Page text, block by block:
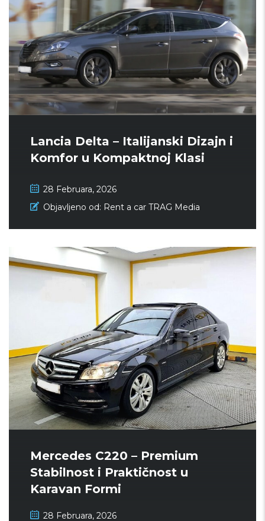
Lancia Delta – Italijanski Dizajn i
Komfor u Kompaktnoj Klasi
28 Februara, 2026
Objavljeno od: Rent a car TRAG Media
Mercedes C220 – Premium
Stabilnost i Praktičnost u
Karavan Formi
28 Februara, 2026